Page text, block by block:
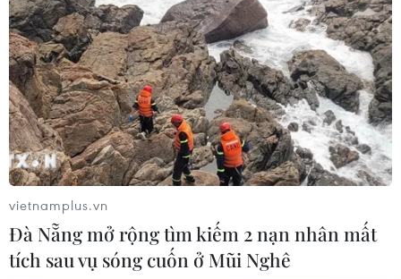
vietnamplus.vn
Đà Nẵng mở rộng tìm kiếm 2 nạn nhân mất
tích sau vụ sóng cuốn ở Mũi Nghê